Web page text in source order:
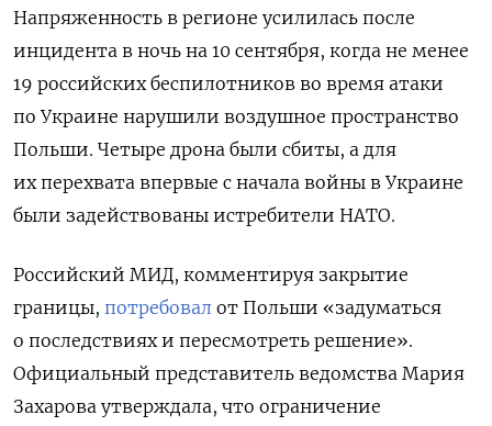
Напряженность в регионе усилилась после
инцидента в ночь на 10 сентября, когда не менее
19 российских беспилотников во время атаки
по Украине нарушили воздушное пространство
Польши. Четыре дрона были сбиты, а для
их перехвата впервые с начала войны в Украине
были задействованы истребители НАТО.
Российский МИД, комментируя закрытие
границы, потребовал от Польши «задуматься
о последствиях и пересмотреть решение».
Официальный представитель ведомства Мария
Захарова утверждала, что ограничение